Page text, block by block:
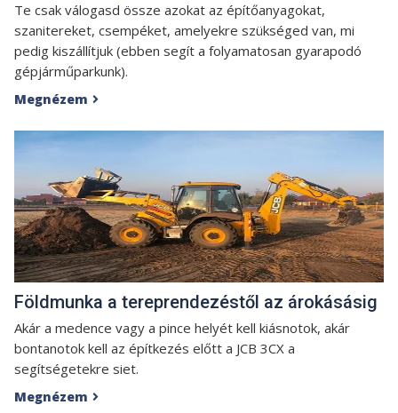
Te csak válogasd össze azokat az építőanyagokat,
szanitereket, csempéket, amelyekre szükséged van, mi
pedig kiszállítjuk (ebben segít a folyamatosan gyarapodó
gépjárműparkunk).
Megnézem 
Földmunka a tereprendezéstől az árokásásig
Akár a medence vagy a pince helyét kell kiásnotok, akár
bontanotok kell az építkezés előtt a JCB 3CX a
segítségetekre siet.
Megnézem 